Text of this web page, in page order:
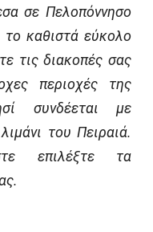
σε Πελοπόννησο
καθιστά εύκολο
τις διακοπές σας
περιοχές της
συνδέεται με
του Πειραιά.
επιλέξτε τα